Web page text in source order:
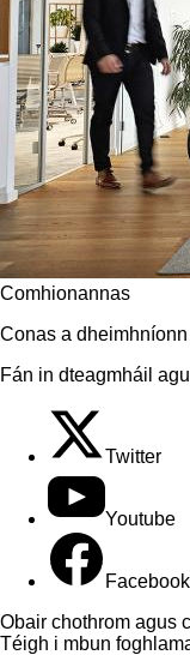
Comhionannas
Conas a
Fán in dteagmháil
Twitter
Youtube
Facebook
Obair chothrom agus
Téigh i mbun